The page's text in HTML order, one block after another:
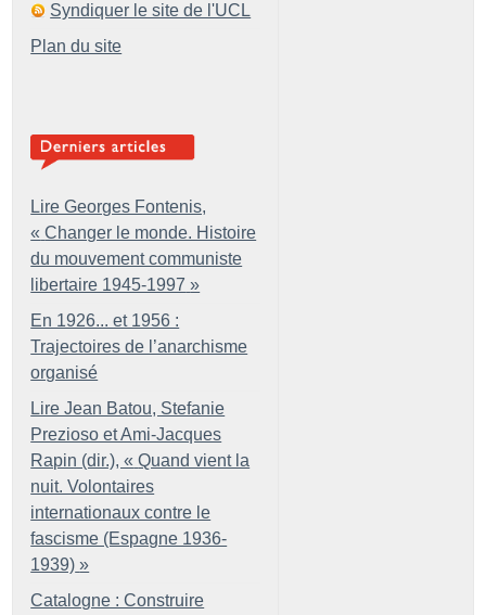
Syndiquer le site de l'UCL
Plan du site
Lire Georges Fontenis,
« Changer le monde. Histoire
du mouvement communiste
libertaire 1945-1997 »
En 1926... et 1956 :
Trajectoires de l’anarchisme
organisé
Lire Jean Batou, Stefanie
Prezioso et Ami-Jacques
Rapin (dir.), « Quand vient la
nuit. Volontaires
internationaux contre le
fascisme (Espagne 1936-
1939) »
Catalogne : Construire